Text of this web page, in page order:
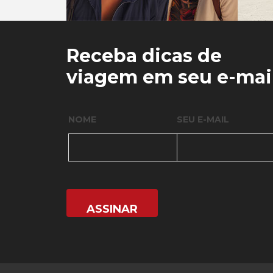
0 0
Receba dicas de
viagem em seu e-
NOME SEU E-MAIL